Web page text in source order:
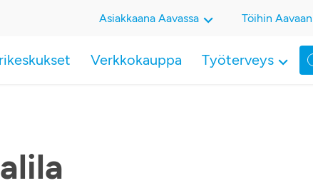
Verkkokauppa Työterveys
Asiakkaana Aavassa Töihin Aavaan